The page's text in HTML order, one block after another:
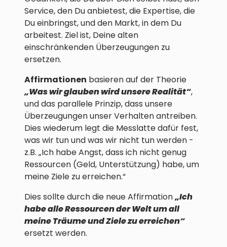
Service, den Du anbietest, die Expertise, die
Du einbringst, und den Markt, in dem Du
arbeitest. Ziel ist, Deine alten
einschränkenden Überzeugungen zu
ersetzen.
Affirmationen basieren auf der Theorie
„Was wir glaubenwird unsere Realität“,
und das parallele Prinzip, dass unsere
Überzeugungen unser Verhalten antreiben.
Dies wiederum legt die Messlatte dafür fest,
was wir tun und was wir nicht tun werden -
z.B. „Ich habe Angst, dass ich nicht genug
Ressourcen (Geld, Unterstützung) habe, um
meine Ziele zu erreichen.“
Dies sollte durch die neue Affirmation„Ich
habe alle Ressourcen der Weltum all
meine Träume und Ziele zu erreichen“
ersetzt werden.